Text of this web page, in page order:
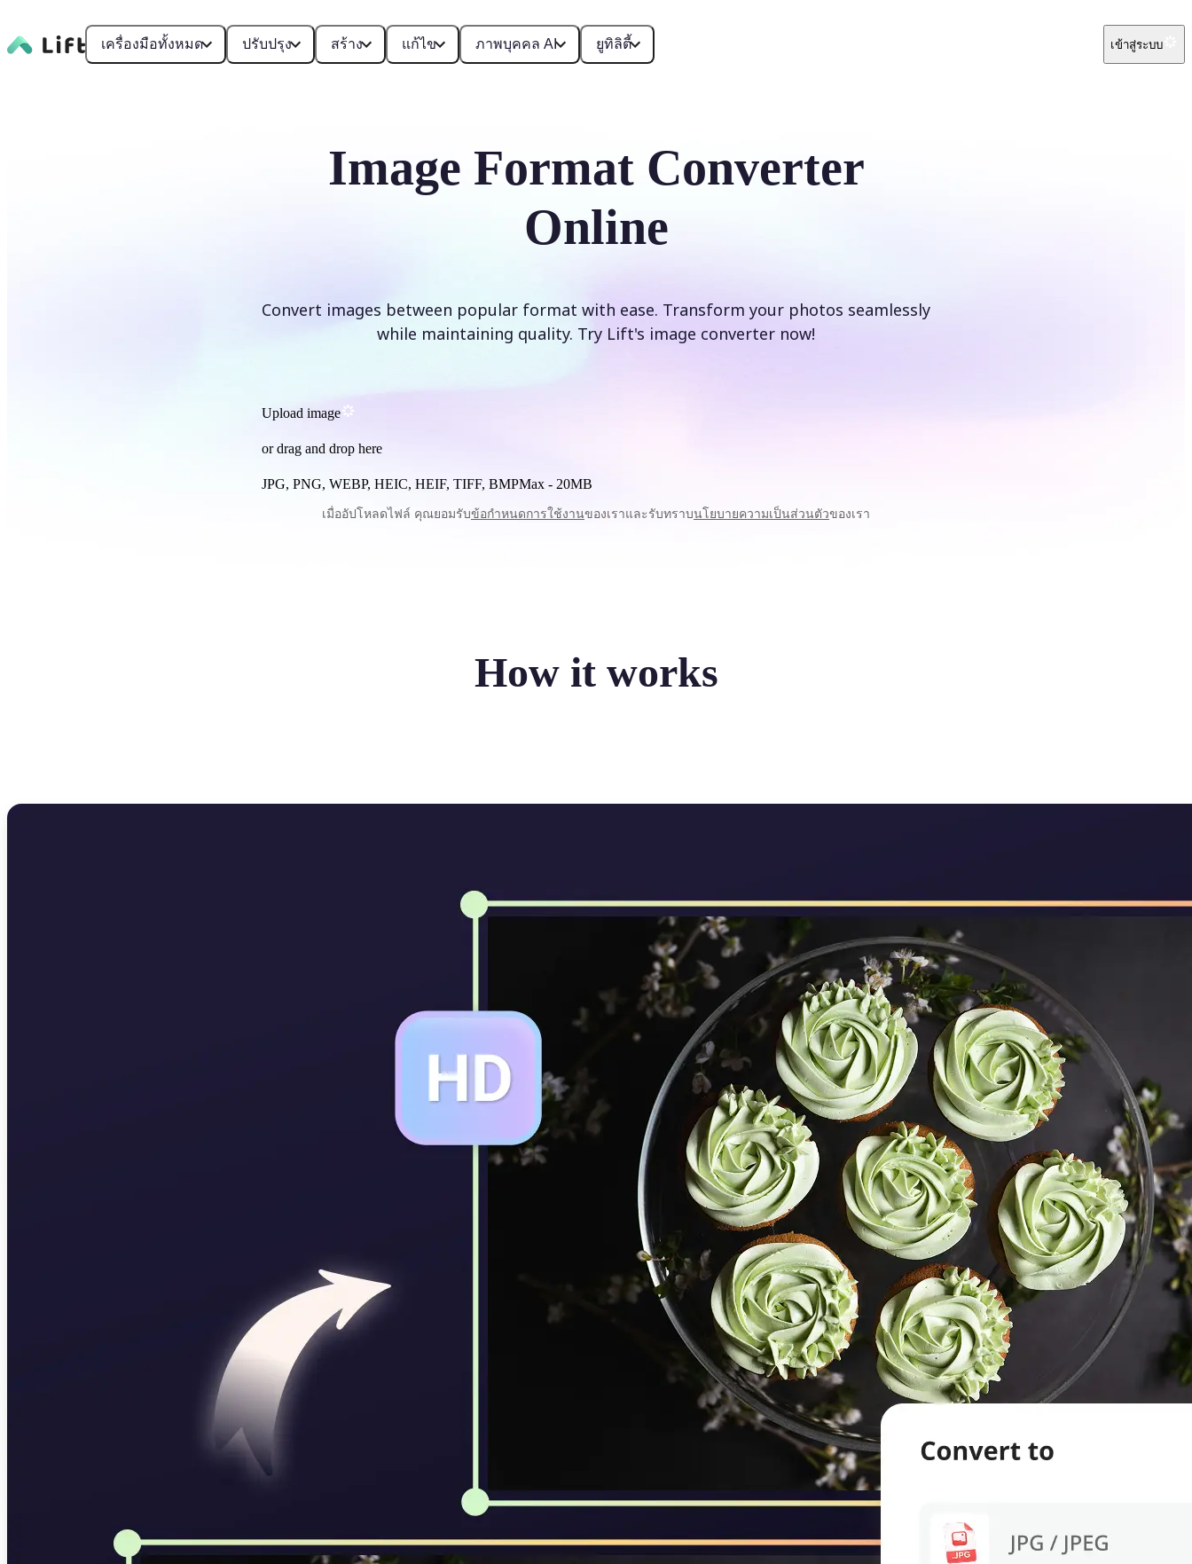
เครื่องมือทั้งหมด ปรับปรุง สร้าง แก้ไข ภาพบุคคล AI ยูทิลิตี้ เข้าสู่ระบบ
Image Format Converter
Online
Convert images between popular format with ease. Transform your photos seamlessly
while maintaining quality. Try Lift's image converter now!
Upload image
or drag and drop here
JPG, PNG, WEBP, HEIC, HEIF, TIFF, BMPMax - 20MB
เมื่ออัปโหลดไฟล์ คุณยอมรับข้อกำหนดการใช้งานของเราและรับทราบนโยบายความเป็นส่วนตัวของเรา
How it works
Upload Your Image
Drag and drop an image from your device.
Choose an Output Format
Select your desired output format — we'll handle
the conversion automatically.